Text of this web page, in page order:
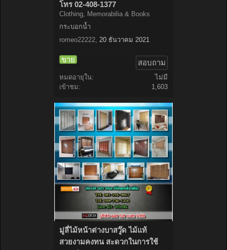
โทร 02-408-1377
Clothing, Memorabilia & Books
กระบอกน้ำ
romeo22222 20 ธันวาคม 2021
ขาย สอบถาม
หมดอายุใน:
ไม่มี
เข้าชม:
1,603
มู่ลี่ไม้หน้าต่างบาสวู๊ด ไม้แท้
สวยงามคงทน สะดวกในการใช้